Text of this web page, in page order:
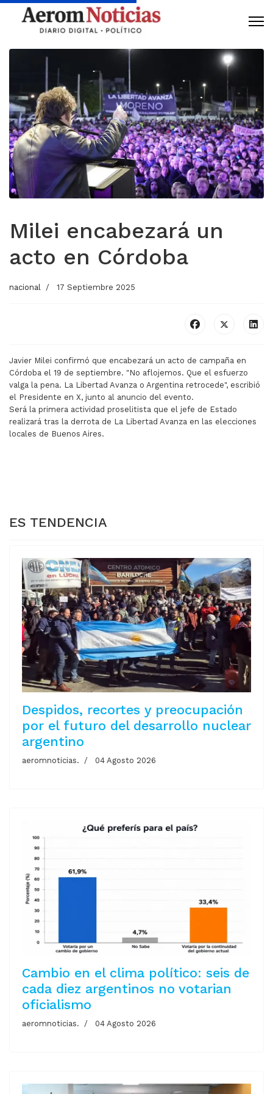
Milei encabezará un
acto en Córdoba
nacional 17 Septiembre 2025
Javier Milei confirmó que encabezará un acto de campaña en
Córdoba el 19 de septiembre. "No aflojemos. Que el esfuerzo
valga la pena. La Libertad Avanza o Argentina retrocede", escribió
el Presidente en X, junto al anuncio del evento.
Será la primera actividad proselitista que el jefe de Estado
realizará tras la derrota de La Libertad Avanza en las elecciones
locales de Buenos Aires.
ES TENDENCIA
Despidos, recortes y preocupación
por el futuro del desarrollo nuclear
argentino
aeromnoticias. 04 Agosto 2026
Cambio en el clima político: seis de
cada diez argentinos no votarian
oficialismo
aeromnoticias. 04 Agosto 2026